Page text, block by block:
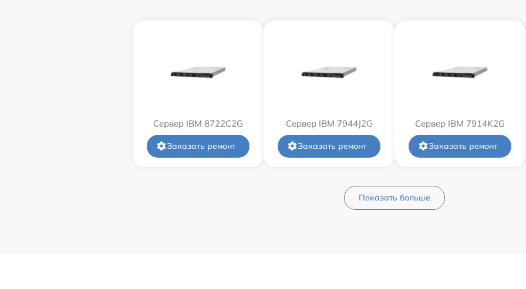
Сервер IBM 8722C2G
Заказать ремонт
Сервер IBM 7944J2G
Заказать ремонт
Сервер IBM 7914K2G
Заказать ремонт
Показать больше